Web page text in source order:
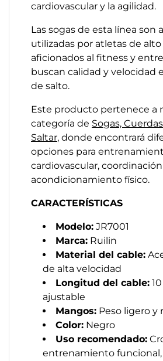
cardiovascular y la agilidad.
Las sogas de esta línea son
utilizadas por atletas de
aficionados al fitness y
buscan calidad y velocidad
de salto.
Este producto pertenece a
categoría de Sogas,
Saltar, donde encontrará
opciones para
cardiovascular,
acondicionamiento físico.
CARACTERÍSTICAS
Modelo: JR7001
Marca: Ruilin
Material del cable:
de alta velocidad
Longitud del cable:
ajustable
Mangos: Peso ligero y
Color: Negro
Uso recomendado:
entrenamiento funcional,